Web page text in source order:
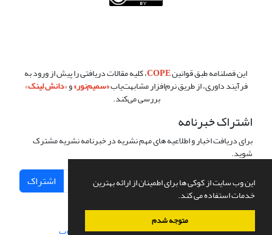
این وب سایت از کوکی ها برای اطمینان از ارائه بهترین
خدمات استفاده می کند.
متوجه شدم
این فصلنامه طبق قوانینCOPE، کلیه مقالات دریافتی را پیش از ورود به
فرآیند داوری، از طریق نرم‌افزار مشابهت‌یاب«سمیم‌نور»و«دانش لینک»
بررسی می‌کند.
اشتراک خبرنامه
برای دریافت اخبار و اطلاعیه های مهم نشریه در خبرنامه نشریه مشترک
شوید.
اشتراک
سامانه مدیریت نشریات علمی.طراحی و پیاده سازی از سیناوب